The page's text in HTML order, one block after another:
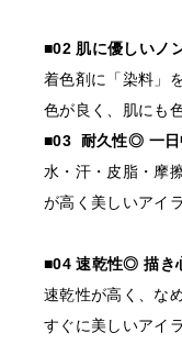
■02 肌に優しいノ
着色剤に「染料」
色が良く、肌にも
■03 耐久性◎ 一日
水・汗・皮脂・摩
が高く美しいアイ
■04 速乾性◎ 描き
速乾性が高く、な
すぐに美しいアイ